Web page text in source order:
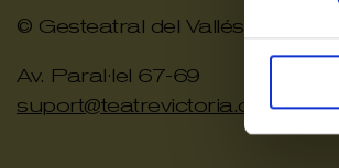
© Gesteatral del Vallés SLU
Av. Paral·lel 67-69
suport@teatrevictoria.com